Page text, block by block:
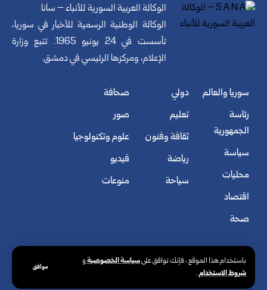
باستخدام هذا الموقع ، فإنك توافق علىسياسة الخصوصيةو
شروط الاستخدام.
موافق
الوكالة العربية السورية للأنباء – سانا
الوكالة الوطنية الرسمية للأخبار في سوريا،
تأسست في 24 يونيو 1965. تتبع وزارة
الإعلام، ومركزها الرئيسي في دمشق.
سوريا والعالم
رئاسة
الجمهورية
سياسة
محليات
اقتصاد
صحة
دولي
تعليم
ثقافة وفنون
رياضة
سياحة
صحافة
صور
علوم وتكنولوجيا
فيديو
منوعات
© الوكالة العربية السورية للأنباء. كافة الحقوق محفوظة.